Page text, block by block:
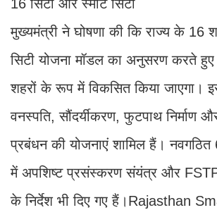
16 सिटी और स्मार्ट सिटी
मुख्यमंत्री ने घोषणा की कि राज्य के 16
सिटी योजना मॉडल का अनुसरण करते
शहरों के रूप में विकसित किया जाएगा।
वनस्पति, सौंदर्यीकरण, फुटपाथ निर्माण
प्रबंधन की योजनाएं शामिल हैं। नवगठित
में अपशिष्ट प्रसंस्करण संयंत्र और
के निर्देश भी दिए गए हैं।Rajasthan